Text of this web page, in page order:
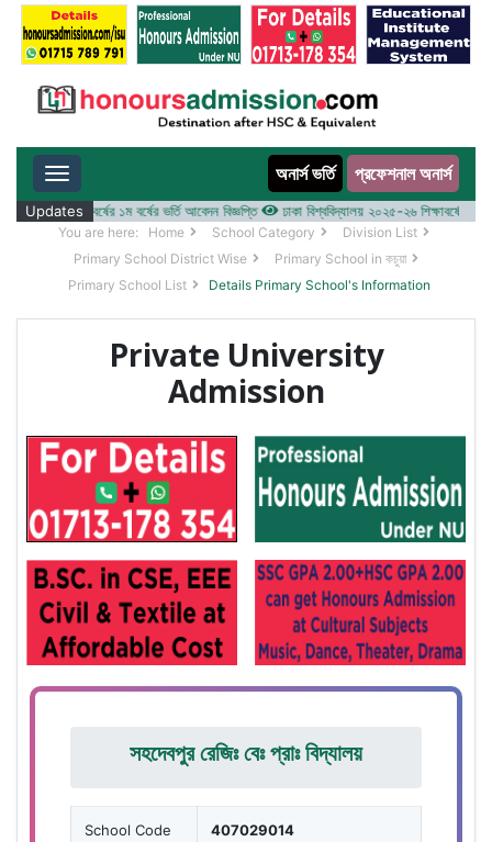
Toggle navigation অনার্স ভর্তি প্রফেশনাল অনার্স
Updates
২০২৫-২৬ শিক্ষাবর্ষের ১ম বর্ষের ভর্তি আবেদন বিজ্ঞপ্তি ঢাকা বিশ্ববিদ্যালয় ২০২৫-২৬ শিক্ষাবর্ষে
You are here: Home School Category
Division List
Primary School District Wise
Primary School in কচুয়া
Primary School List
Details Primary School's Information
Private University
Admission
সহদেবপুর রেজিঃ বেঃ প্রাঃ বিদ্যালয়
School Code 407029014